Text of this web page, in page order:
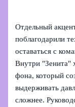
Отдельный
поблагодарили
оставаться с
Внутри "Зенита"
фона, который
выдерживать
сложнее.